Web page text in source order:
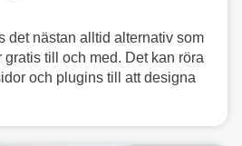
det nästan alltid alternativ som
till och med. Det kan röra
och plugins till att designa